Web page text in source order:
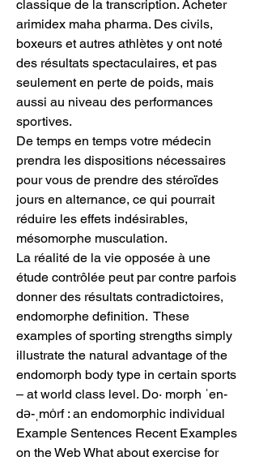
classique de la transcription. Acheter
arimidex maha pharma. Des civils,
boxeurs et autres athlètes y ont noté
des résultats spectaculaires, et pas
seulement en perte de poids, mais
aussi au niveau des performances
sportives.
De temps en temps votre médecin
prendra les dispositions nécessaires
pour vous de prendre des stéroïdes
jours en alternance, ce qui pourrait
réduire les effets indésirables,
mésomorphe musculation.
La réalité de la vie opposée à une
étude contrôlée peut par contre parfois
donner des résultats contradictoires,
endomorphe definition.  These
examples of sporting strengths simply
illustrate the natural advantage of the
endomorph body type in certain sports
– at world class level. Do· morph ˈen-
də-ˌmȯrf : an endomorphic individual
Example Sentences Recent Examples
on the Web What about exercise for